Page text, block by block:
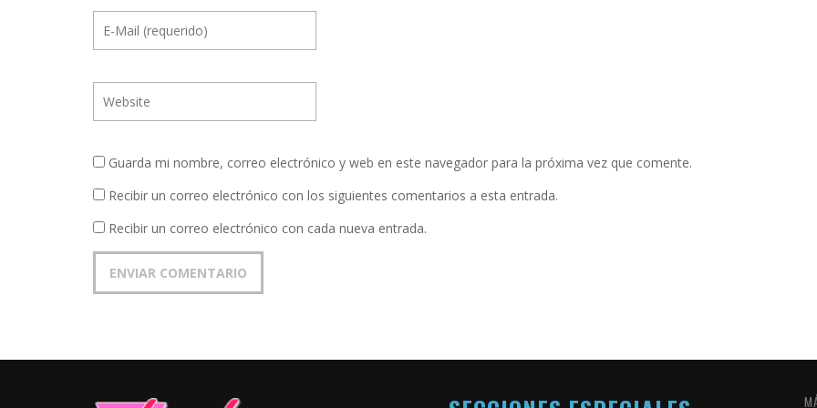
Guarda mi nombre, correo electrónico y web en este navegador para la próxima vez que comente.
Recibir un correo electrónico con los siguientes comentarios a esta entrada.
Recibir un correo electrónico con cada nueva entrada.